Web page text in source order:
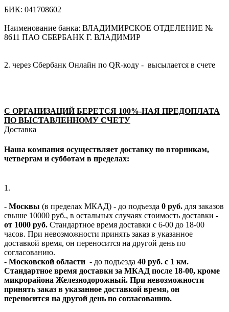
БИК: 041708602
Наименование банка: ВЛАДИМИРСКОЕ ОТДЕЛЕНИЕ №
8611 ПАО СБЕРБАНК Г. ВЛАДИМИР
2. через Сбербанк Онлайн по QR-коду - высылается в счете
С ОРГАНИЗАЦИЙ БЕРЕТСЯ 100%-НАЯ ПРЕДОПЛАТА
ПО ВЫСТАВЛЕННОМУ СЧЕТУ
Доставка
Наша компания осуществляет доставку по вторникам,
четвергам и субботам в пределах:
1.
- Москвы (в пределах МКАД) - до подъезда 0 руб. для заказов
свыше 10000 руб., в остальных случаях стоимость доставки -
от 1000 руб. Стандартное время доставки с 6-00 до 18-00
часов. При невозможности принять заказ в указанное
доставкой время, он переносится на другой день по
согласованию.
- Московской области - до подъезда 40 руб. с 1 км.
Стандартное время доставки за МКАД после 18-00, кроме
микрорайона Железнодорожный. При невозможности
принять заказ в указанное доставкой время, он
переносится на другой день по согласованию.